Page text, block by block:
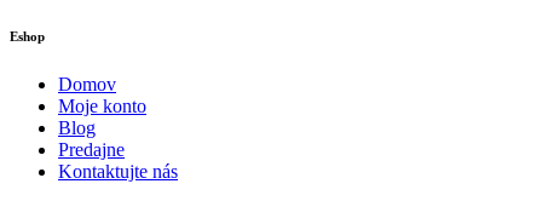
Eshop
Domov
Moje konto
Blog
Predajne
Kontaktujte nás